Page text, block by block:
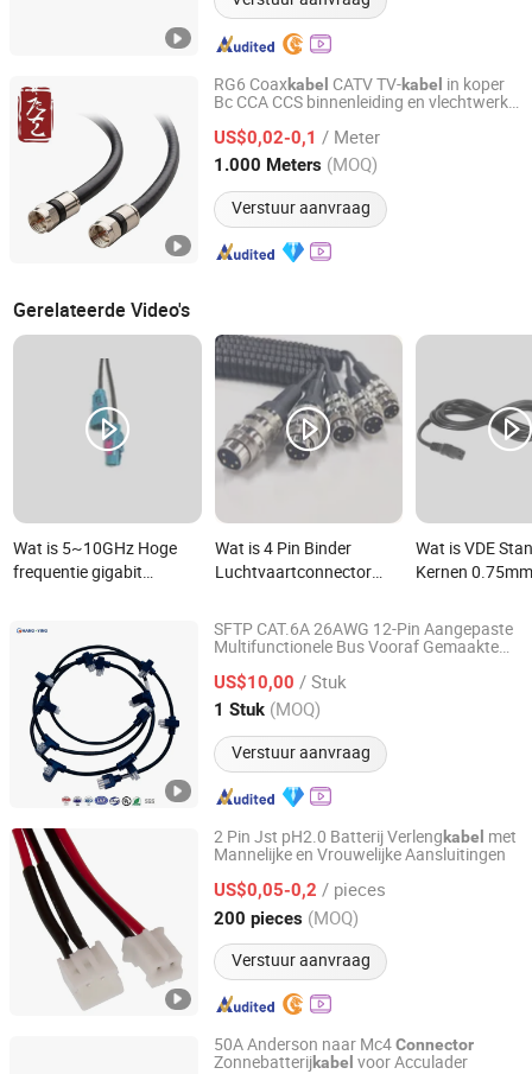
RG6 Coaxkabel CATV TV-kabel in koper
Bc CCA CCS binnenleiding en vlechtwerk
Frpe-jack CE/RoHS
US$0,02-0,1 / Meter
1.000 Meters (MOQ)
Verstuur aanvraag
Hangzhou Fuyang Tangyi Industrial Co., Ltd.
Zhejiang, China Sinds 2022
Gerelateerde Video's
Wat is 5~10GHz Hoge
frequentie gigabit
connector voor de auto-
industrie, medische
toepassingen, drones en
consumentenelektronica
Wat is 4 Pin Binder
Luchtvaartconnector
Spiraal Gewonden Kabel
Veer Krullende
Retractable Verlengkabel
Wat is VDE
Kernen
Europese
IEC 19
SFTP CAT.6A 26AWG 12-Pin Aangepaste
Multifunctionele Bus Vooraf Gemaakte
Connector, UL/ROHS Gecertificeerd
US$10,00 / Stuk
1 Stuk (MOQ)
Verstuur aanvraag
Hangzhou Hangying Electronics Co., Ltd.
Zhejiang, China Sinds 2025
2 Pin Jst pH2.0 Batterij Verlengkabel met
Mannelijke en Vrouwelijke Aansluitingen
US$0,05-0,2 / pieces
200 pieces (MOQ)
Verstuur aanvraag
Quzhou Holly Electronic Co., Ltd.
Zhejiang, China Sinds 2025
50A Anderson naar Mc4Connector
Zonnebatterijkabel voor Acculader